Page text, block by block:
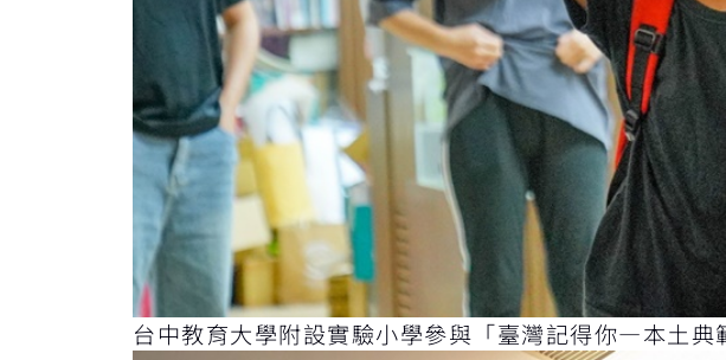
台中教育大學附設實驗小學參與「臺灣記得你—本土